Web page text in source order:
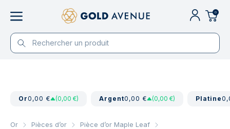
0
Or0,00 € (0,00 €) Argent0,00 € (0,00 €) Platine
Or Pièces d’or
Pièce d’or Maple Leaf